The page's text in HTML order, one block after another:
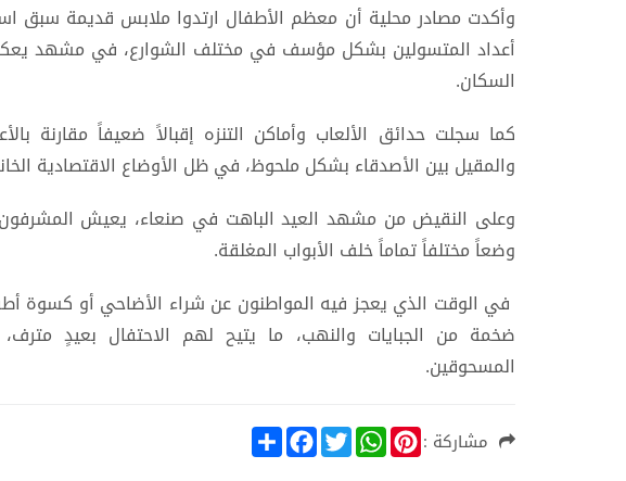
وأكدت مصادر محلية أن معظم الأطفال ارتدوا ملابس قديمة سبق
أعداد المتسولين بشكل مؤسف في مختلف الشوارع، في مشهد
السكان.
كما سجلت حدائق الألعاب وأماكن التنزه إقبالاً ضعيفاً مقارنة
والمقيل بين الأصدقاء بشكل ملحوظ، في ظل الأوضاع الاقتصادية
وعلى النقيض من مشهد العيد الباهت في صنعاء، يعيش المشرفون
وضعاً مختلفاً تماماً خلف الأبواب المغلقة.
في الوقت الذي يعجز فيه المواطنون عن شراء الأضاحي أو كسوة
ضخمة من الجبايات والنهب، ما يتيح لهم الاحتفال بعيدٍ
المسحوقين.
مشاركة : S
h
F
a
T
w
W
h
P
i